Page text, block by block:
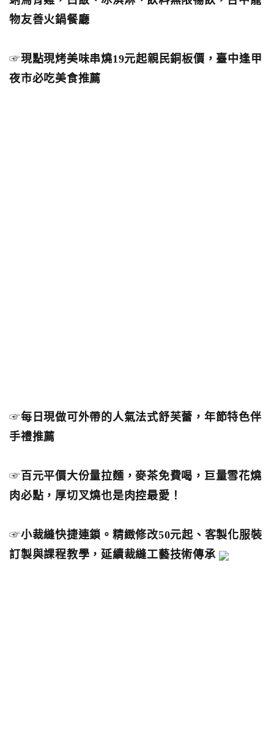
物友善火鍋餐廳
☞現點現烤美味串燒19元起親民銅板價，臺中逢甲
夜市必吃美食推薦
☞每日現做可外帶的人氣法式舒芙蕾，年節特色伴
手禮推薦
☞ 百元平價大份量拉麵，麥茶免費喝，巨量雪花燒
肉必點，厚切叉燒也是肉控最愛！
☞小裁縫快捷連鎖。精緻修改50元起、客製化服裝
訂製與課程教學，延續裁縫工藝技術傳承